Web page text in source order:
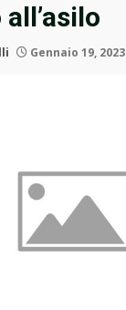
Gennaio 19, 2023